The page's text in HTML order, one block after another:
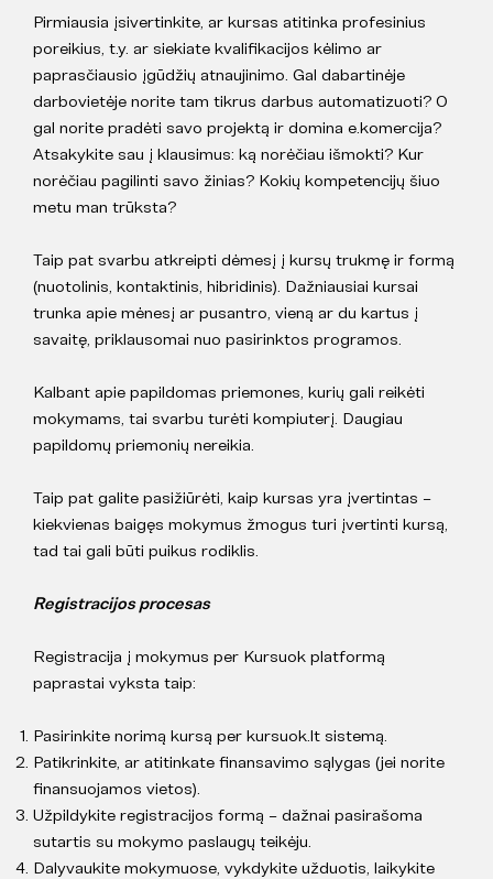
Pirmiausia įsivertinkite, ar kursas atitinka profesinius
poreikius, t.y. ar siekiate kvalifikacijos kėlimo ar
paprasčiausio įgūdžių atnaujinimo. Gal dabartinėje
darbovietėje norite tam tikrus darbus automatizuoti? O
gal norite pradėti savo projektą ir domina e.komercija?
Atsakykite sau į klausimus: ką norėčiau išmokti? Kur
norėčiau pagilinti savo žinias? Kokių kompetencijų šiuo
metu man trūksta?
Taip pat svarbu atkreipti dėmesį į kursų trukmę ir formą
(nuotolinis, kontaktinis, hibridinis). Dažniausiai kursai
trunka apie mėnesį ar pusantro, vieną ar du kartus į
savaitę, priklausomai nuo pasirinktos programos.
Kalbant apie papildomas priemones, kurių gali reikėti
mokymams, tai svarbu turėti kompiuterį. Daugiau
papildomų priemonių nereikia.
Taip pat galite pasižiūrėti, kaip kursas yra įvertintas –
kiekvienas baigęs mokymus žmogus turi įvertinti kursą,
tad tai gali būti puikus rodiklis.
Registracijos procesas
Registracija į mokymus per Kursuok platformą
paprastai vyksta taip:
Pasirinkite norimą kursą per kursuok.lt sistemą.
Patikrinkite, ar atitinkate finansavimo sąlygas (jei norite
finansuojamos vietos).
Užpildykite registracijos formą – dažnai pasirašoma
sutartis su mokymo paslaugų teikėju.
Dalyvaukite mokymuose, vykdykite užduotis, laikykite